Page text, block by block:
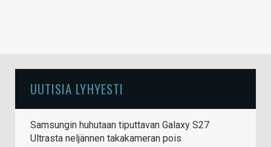
UUTISIA LYHYESTI
Samsungin huhutaan tiputtavan Galaxy S27
Ultrasta neljännen takakameran pois